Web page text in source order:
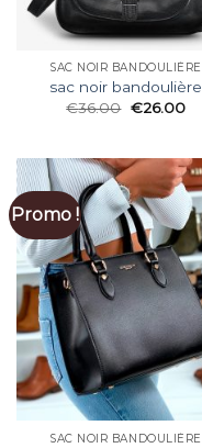
SAC NOIR BANDOULIÈRE
sac noir bandoulière
€36.00 €26.00
Promo !
SAC NOIR BANDOULIÈRE